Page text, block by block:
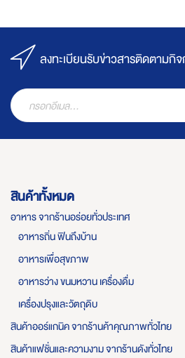
ลงทะเบียนรับข่าวสารติดตามกิจ
สินค้าทั้งหมด
อาหาร จากร้านอร่อยทั่วประเทศ
อาหารถิ่น ฟินถึงบ้าน
อาหารเพื่อสุขภาพ
อาหารว่าง ขนมหวาน เครื่องดื่ม
เครื่องปรุงและวัตถุดิบ
สินค้าออร์แกนิค จากร้านค้าคุณภาพทั่วไทย
สินค้าแฟชั่นและความงาม จากร้านดังทั่วไทย